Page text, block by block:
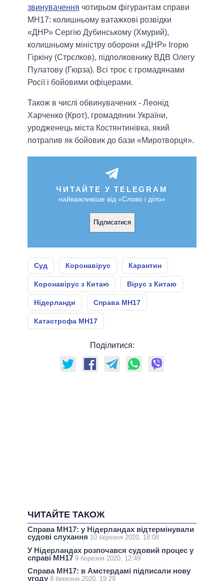
звинувачення чотирьом фігурантам справи
МН17: колишньому ватажкові розвідки
«ДНР» Сергію Дубинському (Хмурий),
колишньому міністру оборони «ДНР» Ігорю
Гіркіну (Стрєлков), підполковнику ВДВ Олегу
Пулатову (Гюрза). Всі троє є громадянами
Росії і бойовими офіцерами.
Також в числі обвинувачених - Леонід
Харченко (Крот), громадянин України,
уродженець міста Костянтинівка, який
потрапив як бойовик до бази «Миротворця».
ЧИТАЙТЕ У TELEGRAM
найважливіше від «Слово і діло»
Підписатися
Суд Коронавірус Карантин
Коронавірус з Китаю Вірус з Китаю
Нідерланди Справа МН17
Катастрофа МН17
Поділитися:
ЧИТАЙТЕ ТАКОЖ
Справа МН17: у Нідерландах відтермінували
судові слухання 10 березня 2020, 18:08
У Нідерландах розпочався судовий процес у
справі МН17 9 березня 2020, 12:49
Справа МН17: в Амстердамі підписали нову
угоду 8 березня 2020, 19:29